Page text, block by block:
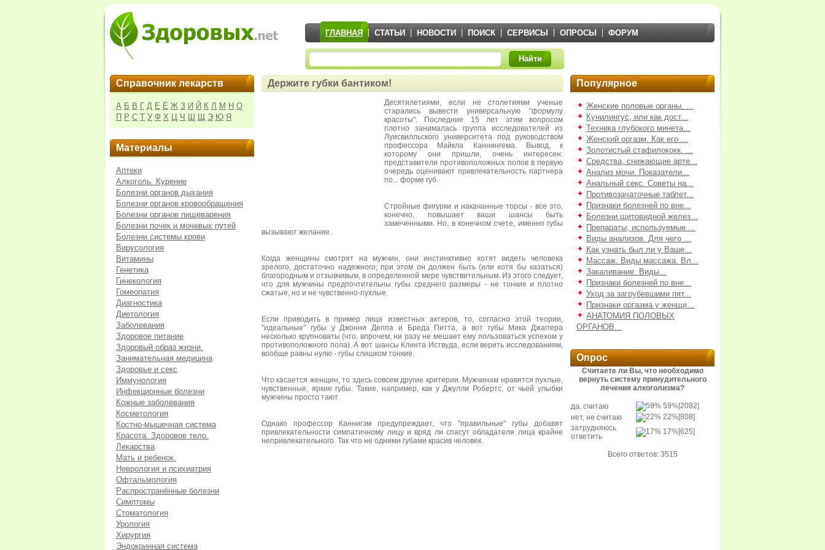
ГЛАВНАЯ СТАТЬИ НОВОСТИ ПОИСК СЕРВИСЫ ОПРОСЫ ФОРУМ
Найти
Справочник лекарств
А Б В Г Д Е Ё Ж З И Й К Л М Н О
П Р С Т У Ф Х Ц Ч Ш Щ Э Ю Я
Материалы
Аптеки
Алкоголь. Курение
Болезни органов дыхания
Болезни органов кровообращения
Болезни органов пищеварения
Болезни почек и мочевых путей
Болезни системы крови
Вирусология
Витамины
Генетика
Гинекология
Гомеопатия
Диагностика
Диетология
Заболевания
Здоровое питание
Здоровый образ жизни.
Занимательная медицина
Здоровье и секс
Иммунология
Инфекционные болезни
Кожные заболевания
Косметология
Костно-мышечная система
Красота. Здоровое тело.
Лекарства
Мать и ребенок.
Неврология и психиатрия
Офтальмология
Распространённые болезни
Симптомы
Стоматология
Урология
Хирургия
Эндокринная система
Держите губки бантиком!
Десятилетиями, если не столетиями ученые
старались вывести универсальную "формулу
красоты". Последние 15 лет этим вопросом
плотно занималась группа исследователей из
Луисвилльского университета под руководством
профессора Майкла Каннингема. Вывод, к
которому они пришли, очень интересен:
представители противоположных полов в первую
очередь оценивают привлекательность партнера
по... форме губ.
Стройные фигурки и накачанные торсы - все это,
конечно, повышает ваши шансы быть
замеченными. Но, в конечном счете, именно губы
вызывают желание.
Когда женщины смотрят на мужчин, они инстинктивно хотят видеть человека
зрелого, достаточно надежного; при этом он должен быть (или хотя бы казаться)
благородным и отзывчивым, в определенной мере чувствительным. Из этого следует,
что для мужчины предпочтительны губы среднего размеры - не тонкие и плотно
сжатые, но и не чувственно-пухлые.
Если приводить в пример лица известных актеров, то, согласно этой теории,
"идеальные" губы у Джонни Деппа и Бреда Питта, а вот губы Мика Джаггера
несколько крупноваты (что, впрочем, ни разу не мешает ему пользоваться успехом у
противоположного пола). А вот шансы Клинта Иствуда, если верить исследованиям,
вообще равны нулю - губы слишком тонкие.
Что касается женщин, то здесь совсем другие критерии. Мужчинам нравятся пухлые,
чувственные, яркие губы. Такие, например, как у Джулли Робертс, от чьей улыбки
мужчины просто тают.
Однако профессор Каннигэм предупреждает, что "правильные" губы добавят
привлекательности симпатичному лицу и вряд ли спасут обладателя лица крайне
непривлекательного. Так что не одними губами красив человек.
Популярное
Женские половые органы. ...
Кунилингус, или как дост...
Техника глубокого минета...
Женский оргазм. Как его ...
Золотистый стафилококк. ...
Средства, снижающие арте...
Анализ мочи. Показатели...
Анальный секс. Советы на...
Противозачаточные таблет...
Признаки болезней по вне...
Болезни щитовидной желез...
Препараты, используемые ...
Виды анализов. Для чего ...
Как узнать был ли у Ваше...
Массаж. Виды массажа. Вл...
Закаливание. Виды...
Признаки болезней по вне...
Уход за загрубевшими пят...
Признаки оргазма у женщи...
АНАТОМИЯ ПОЛОВЫХ
ОРГАНОВ...
Опрос
Считаете ли Вы, что необходимо
вернуть систему принудительного
лечения алкоголизма?
да, считаю 59%[2082]
нет, не считаю
22%[808]
затрудняюсь
ответить
17%[625]
Всего ответов: 3515